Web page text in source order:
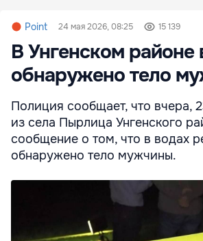
Point 24 мая 2026, 08:25 15 139
В Унгенском районе
обнаружено тело
Полиция сообщает, что вчера,
из села Пырлица Унгенского
сообщение о том, что в водах
обнаружено тело мужчины.